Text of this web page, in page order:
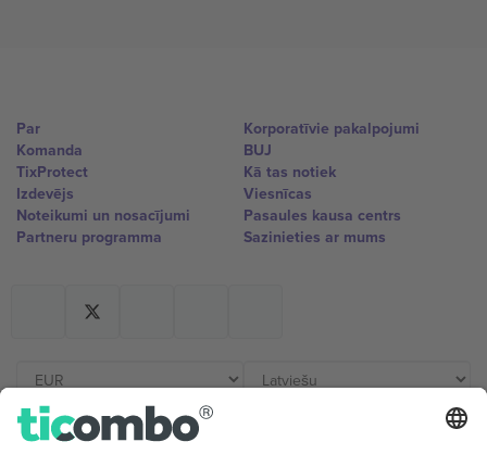
Par
Komanda
TixProtect
Izdevējs
Noteikumi un nosacījumi
Partneru programma
Korporatīvie pakalpojumi
BUJ
Kā tas notiek
Viesnīcas
Pasaules kausa centrs
Sazinieties ar mums